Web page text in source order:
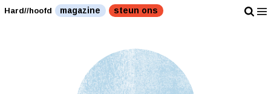
Hard//hoofd magazine steun ons